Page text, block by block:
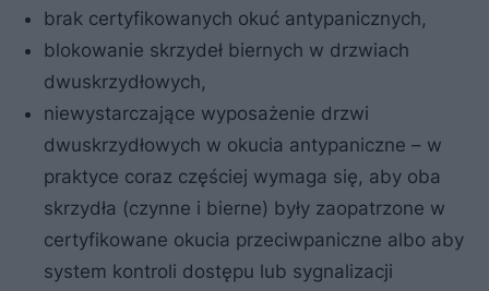
brak certyfikowanych okuć antypanicznych,
blokowanie skrzydeł biernych w drzwiach
dwuskrzydłowych,
niewystarczające wyposażenie drzwi
dwuskrzydłowych w okucia antypaniczne – w
praktyce coraz częściej wymaga się, aby oba
skrzydła (czynne i bierne) były zaopatrzone w
certyfikowane okucia przeciwpaniczne albo aby
system kontroli dostępu lub sygnalizacji